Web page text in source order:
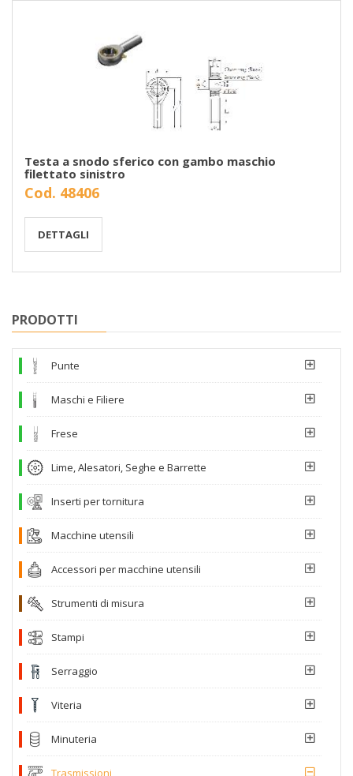
Testa a snodo sferico con gambo maschio
filettato sinistro
Cod. 48406
DETTAGLI
PRODOTTI
Punte
Maschi e Filiere
Frese
Lime, Alesatori, Seghe e Barrette
Inserti per tornitura
Macchine utensili
Accessori per macchine utensili
Strumenti di misura
Stampi
Serraggio
Viteria
Minuteria
Trasmissioni